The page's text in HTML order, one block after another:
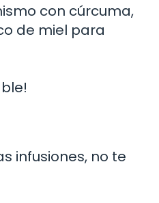
con cúrcuma,
de miel para
infusiones, no te